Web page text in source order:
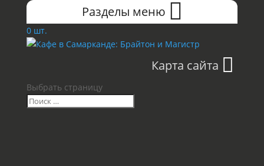
Разделы меню
0 шт.
Карта сайта
Выбрать страницу